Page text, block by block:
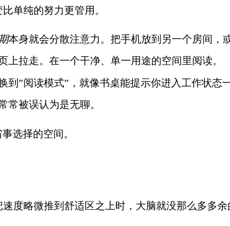
单纯的努力更管用。
本身就会分散注意力。把手机放到另一个房间，
上拉走。在一个干净、单一用途的空间里阅读。
”阅读模式”，就像书桌能提示你进入工作状态一
常被误认为是无聊。
选择的空间。
度略微推到舒适区之上时，大脑就没那么多多